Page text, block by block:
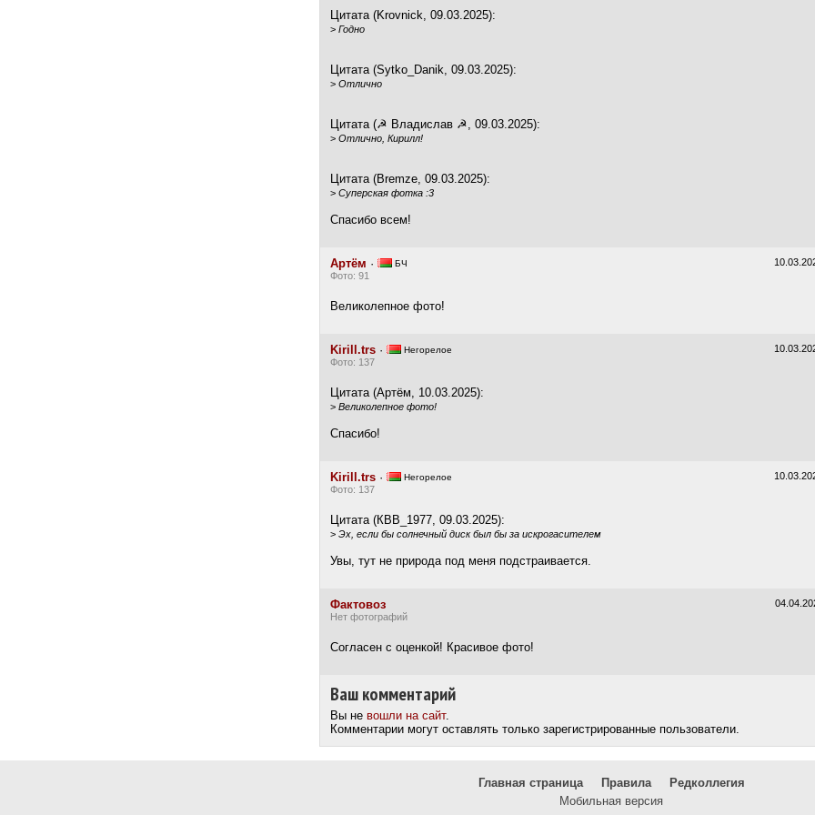
Цитата (Krovnick, 09.03.2025):
> Годно
Цитата (Sytko_Danik, 09.03.2025):
> Отлично
Цитата (☭ Владислав ☭, 09.03.2025):
> Отлично, Кирилл!
Цитата (Bremze, 09.03.2025):
> Суперская фотка :3
Спасибо всем!
Артём · БЧ
Фото: 91
Великолепное фото!
Kirill.trs · Негорелое
Фото: 137
Цитата (Артём, 10.03.2025):
> Великолепное фото!
Спасибо!
Kirill.trs · Негорелое
Фото: 137
Цитата (КВВ_1977, 09.03.2025):
> Эх, если бы солнечный диск был бы за искрогасителем
Увы, тут не природа под меня подстраивается.
Фактовоз
Нет фотографий
Согласен с оценкой! Красивое фото!
Ваш комментарий
Вы не вошли на сайт.
Комментарии могут оставлять только зарегистрированные пользователи.
Главная страница Правила
Редколлегия
Мобильная версия